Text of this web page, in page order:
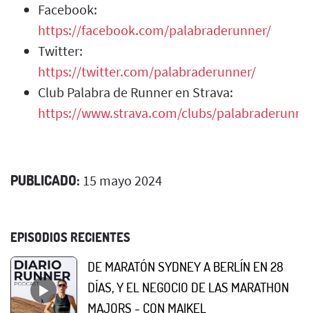
Facebook:
https://facebook.com/palabraderunner/
Twitter:
https://twitter.com/palabraderunner/
Club Palabra de Runner en Strava:
https://www.strava.com/clubs/
PUBLICADO: 15 mayo 2024
EPISODIOS RECIENTES
DE MARATÓN SYDNEY A BERLÍN EN 28
DÍAS, Y EL NEGOCIO DE LAS MARATHON
MAJORS - CON MAIKEL